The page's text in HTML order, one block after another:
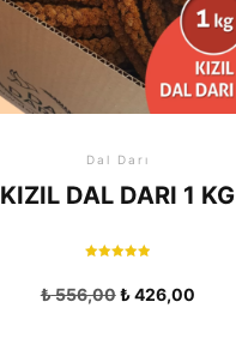
Dal Darı
KIZIL DAL DARI 1 KG
oy aldı
₺556,00₺426,00